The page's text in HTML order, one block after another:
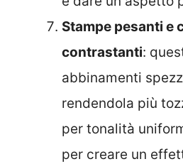
Stampe pesanti e
contrastanti:
abbinamenti
rendendola più
per tonalità
per creare un